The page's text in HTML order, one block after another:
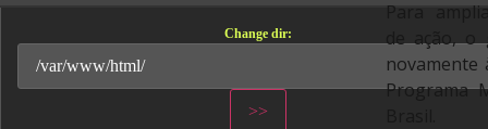
Change dir:
Para
de ação, o
novamente
Programa